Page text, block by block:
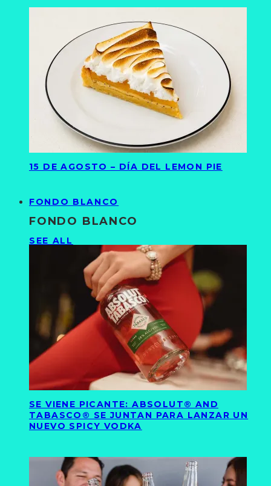
15 DE AGOSTO – DÍA DEL LEMON PIE
FONDO BLANCO
FONDO BLANCO
SEE ALL
SE VIENE PICANTE: ABSOLUT® AND
TABASCO® SE JUNTAN PARA LANZAR UN
NUEVO SPICY VODKA